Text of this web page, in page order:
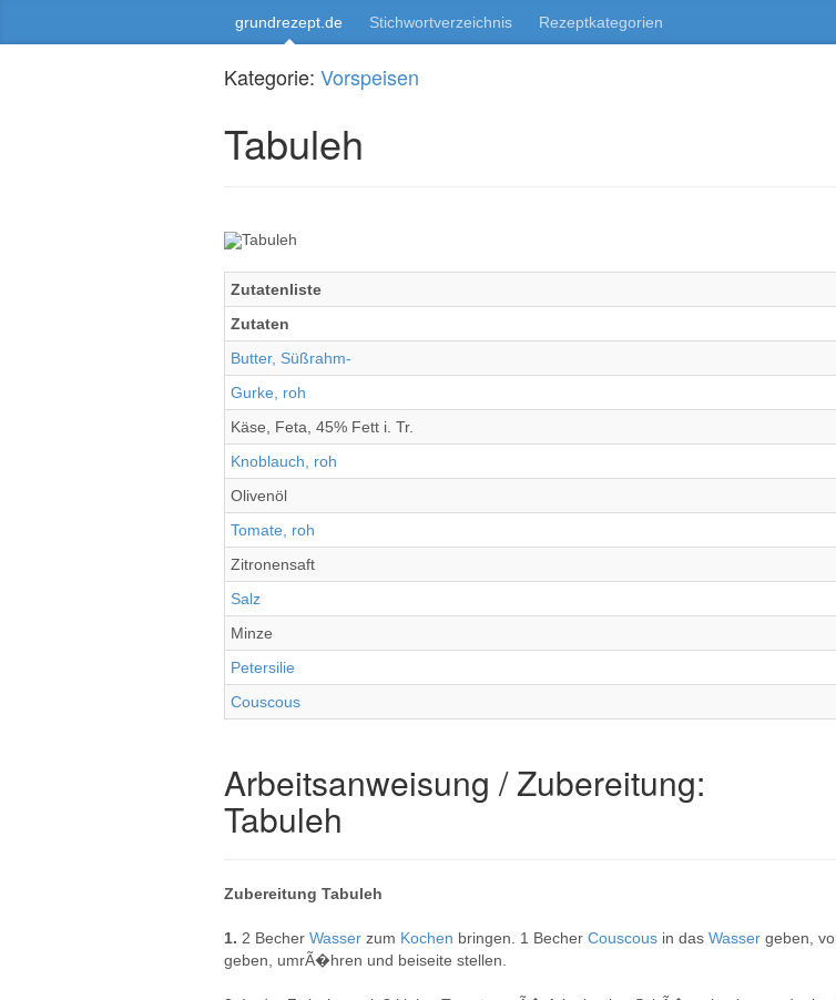
grundrezept.de Stichwortverzeichnis Rezeptkategorien
Kategorie: Vorspeisen
Tabuleh
Zutatenliste
Zutaten
Butter, Süßrahm-
Gurke, roh
Käse, Feta, 45% Fett i. Tr.
Knoblauch, roh
Olivenöl
Tomate, roh
Zitronensaft
Salz
Minze
Petersilie
Couscous
Arbeitsanweisung / Zubereitung:
Tabuleh
Zubereitung Tabuleh
1. 2 Becher Wasser zum Kochen bringen. 1 Becher Couscous in das Wasser geben,
geben, umrÃ�hren und beiseite stellen.